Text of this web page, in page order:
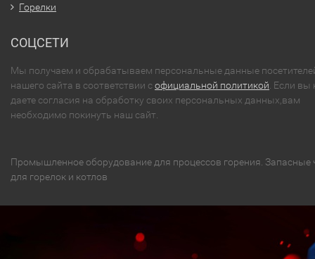
Горелки
СОЦСЕТИ
Мы получаем и обрабатываем персональные данные
нашего сайта в соответствии софициальной политикой . Если вы
даете согласия на обработку своих персональных данных,вам
необходимо покинуть наш сайт.
Промышленное оборудование для процессов горения. Запасные
для горелок и котлов